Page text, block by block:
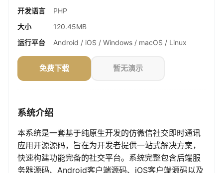
开发语言
PHP
大小
120.45MB
运行平台
Android / iOS / Windows / macOS / Linux
免费下载 暂无演示
系统介绍
本系统是一套基于纯原生开发的仿微信社交即时通讯
应用开源源码，旨在为开发者提供一站式解决方案，
快速构建功能完备的社交平台。系统完整包含后端服
务器源码、Android客户端源码、iOS客户端源码以及